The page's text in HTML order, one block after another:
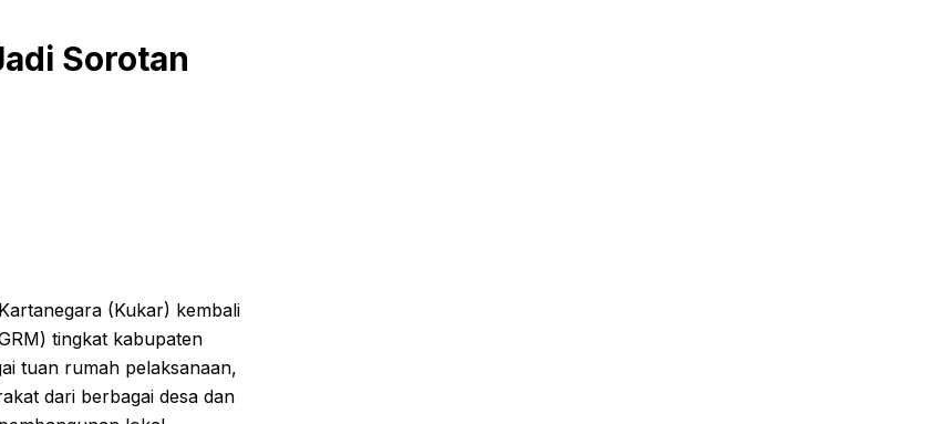
Sorotan
(Kukar) kembali
tingkat kabupaten
tuan rumah pelaksanaan,
dari berbagai desa dan